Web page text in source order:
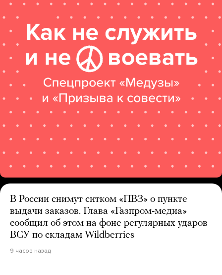
В России снимут ситком «ПВЗ» о пункте
выдачи заказов. Глава «Газпром-медиа»
сообщил об этом на фоне регулярных ударов
ВСУ по складам Wildberries
9 часов назад